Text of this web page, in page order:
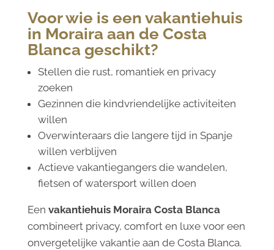
Voor wie is een vakantiehuis
in Moraira aan de Costa
Blanca geschikt?
Stellen die rust, romantiek en privacy
zoeken
Gezinnen die kindvriendelijke activiteiten
willen
Overwinteraars die langere tijd in Spanje
willen verblijven
Actieve vakantiegangers die wandelen,
fietsen of watersport willen doen
Een vakantiehuis Moraira Costa Blanca
combineert privacy, comfort en luxe voor een
onvergetelijke vakantie aan de Costa Blanca.